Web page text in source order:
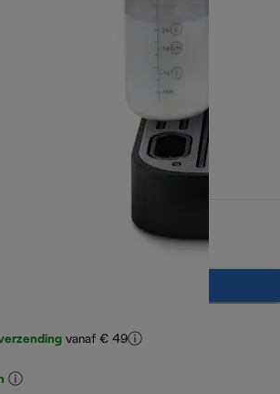
originele prijs € 499,90
vanaf € 49